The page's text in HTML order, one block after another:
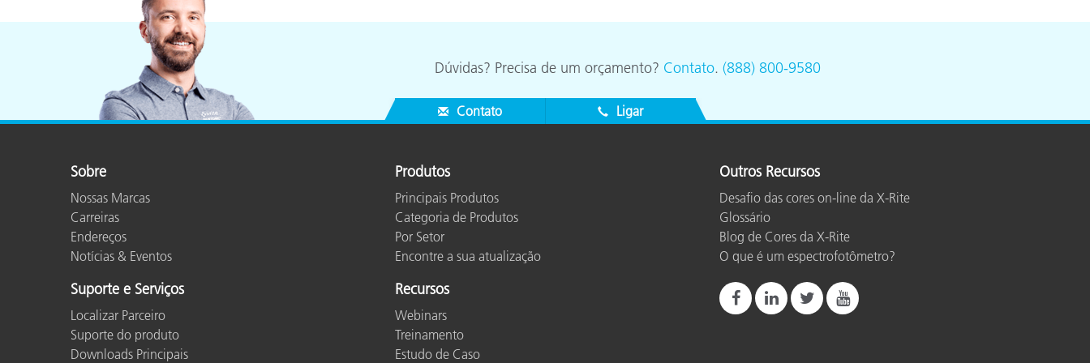
Dúvidas? Precisa de um orçamento? Contato. (888) 800-9580
Contato Ligar
Sobre
Nossas Marcas
Carreiras
Endereços
Notícias & Eventos
Suporte e Serviços
Localizar Parceiro
Suporte do produto
Downloads Principais
Produtos
Principais Produtos
Categoria de Produtos
Por Setor
Encontre a sua atualização
Recursos
Webinars
Treinamento
Estudo de Caso
Outros Recursos
Desafio das cores on-line da X-Rite
Glossário
Blog de Cores da X-Rite
O que é um espectrofotômetro?